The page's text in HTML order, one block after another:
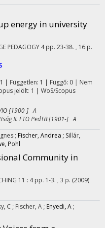
energy in university
PEDAGOGY 4 pp. 23-38. , 16 p.
| Független: 1 | Függő: 0 | Nem
jelölt: 1 | WoS/Scopus
[1900-] A
II. FTO PedTB [1901-] A
; Fischer, Andrea ; Sillár,
Pohl
Community in
11 : 4 pp. 1-3. , 3 p. (2009)
C ; Fischer, A ; Enyedi, A ;